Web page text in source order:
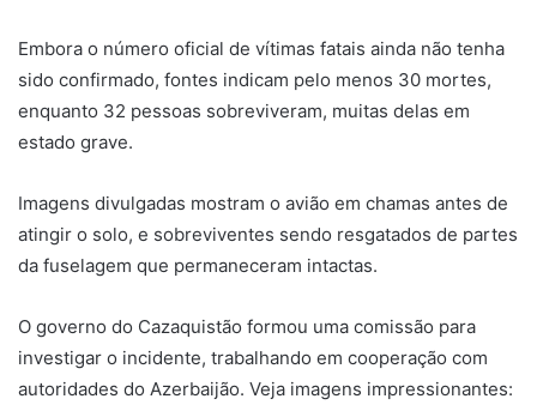
Embora o número oficial de vítimas fatais ainda não tenha
sido confirmado, fontes indicam pelo menos 30 mortes,
enquanto 32 pessoas sobreviveram, muitas delas em
estado grave.
Imagens divulgadas mostram o avião em chamas antes de
atingir o solo, e sobreviventes sendo resgatados de partes
da fuselagem que permaneceram intactas.
O governo do Cazaquistão formou uma comissão para
investigar o incidente, trabalhando em cooperação com
autoridades do Azerbaijão. Veja imagens impressionantes: